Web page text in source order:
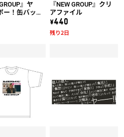
』ヤ
ー！缶バッジ
『NEW GROUP』クリ
アファイル
\440
残り2日